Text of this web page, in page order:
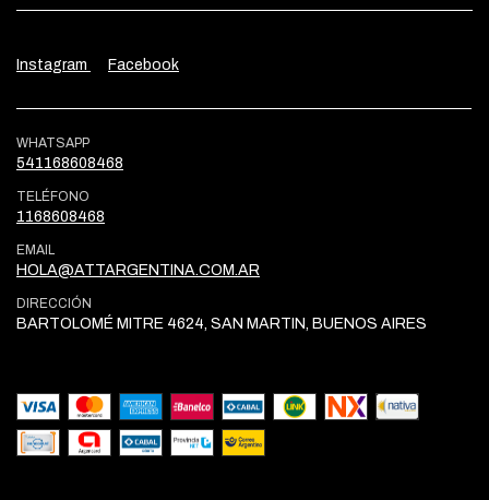
Instagram Facebook
WHATSAPP
541168608468
TELÉFONO
1168608468
EMAIL
HOLA@ATTARGENTINA.COM.AR
DIRECCIÓN
BARTOLOMÉ MITRE 4624, SAN MARTIN, BUENOS AIRES